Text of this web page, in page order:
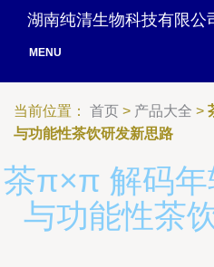
湖南纯清生物科技有限公
MENU
当前位置： 首页 > 产品大全 >
与功能性茶饮研发新思路
茶π×π 解码年
与功能性茶